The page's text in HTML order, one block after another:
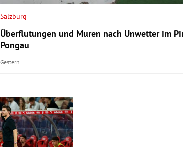
Salzburg
Überflutungen und Muren nach Unwetter im
Pongau
Gestern